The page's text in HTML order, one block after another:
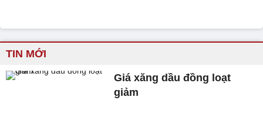
TIN MỚI
Giá xăng dầu đồng loạt
giảm